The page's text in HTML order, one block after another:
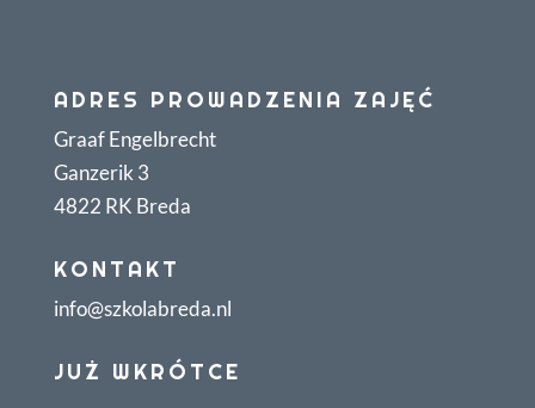
ADRES PROWADZENIA ZAJĘĆ
Graaf Engelbrecht
Ganzerik 3
4822 RK Breda
KONTAKT
info@szkolabreda.nl
JUŻ WKRÓTCE